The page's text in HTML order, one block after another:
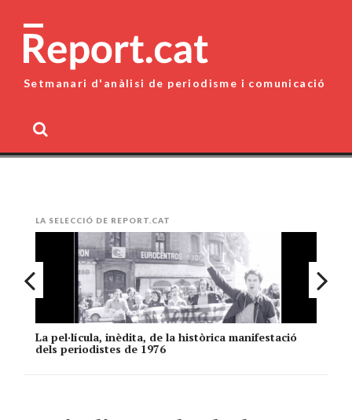
content
Setmanari d'anàlisi de periodisme i comunicació
LA SELECCIÓ DE REPORT.CAT
La pel·lícula, inèdita, de la històrica manifestació
dels periodistes de 1976